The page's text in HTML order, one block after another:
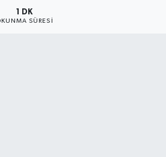
1 DK
SÜRESI